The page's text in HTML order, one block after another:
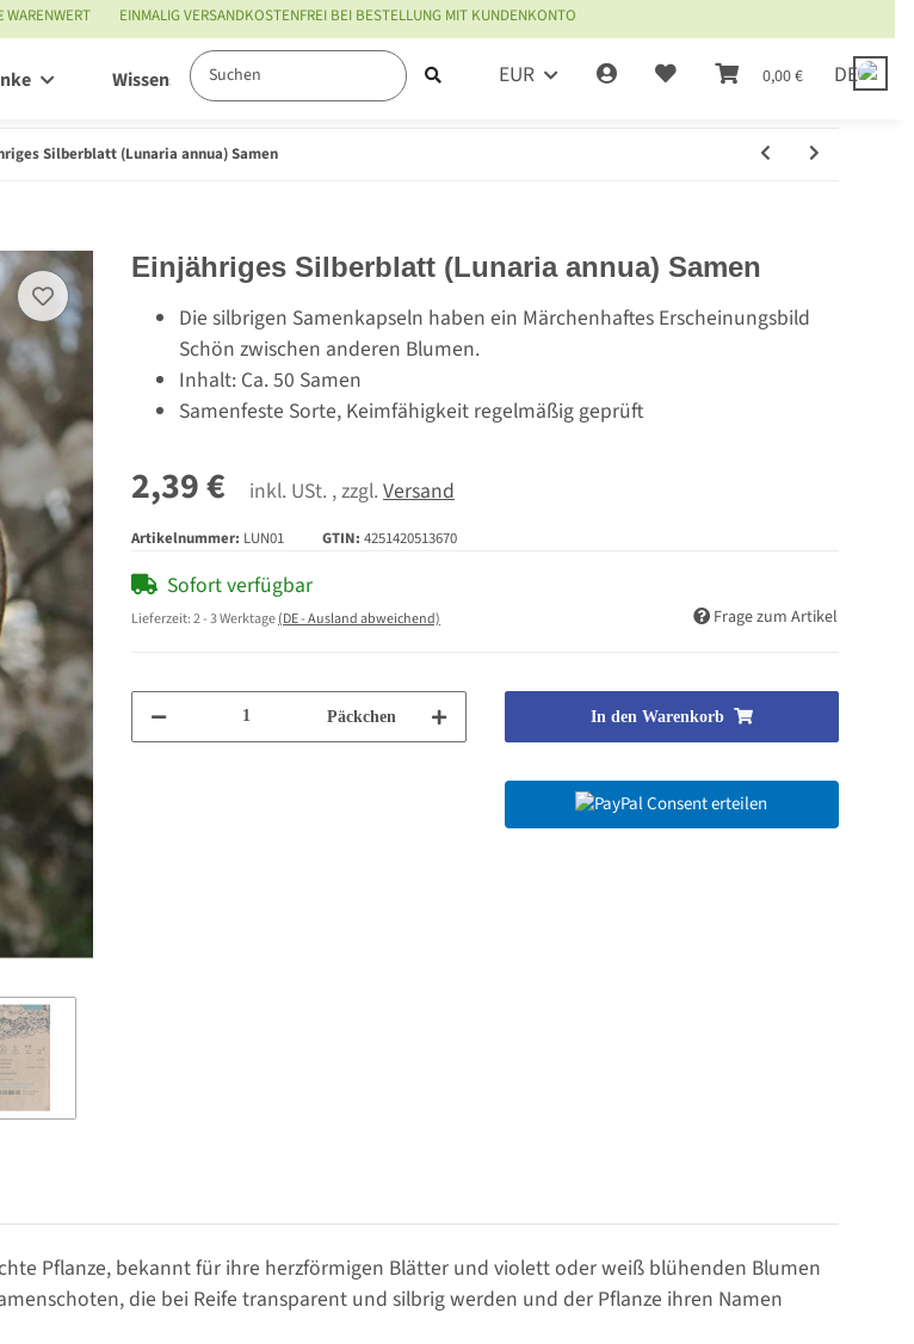
WARENWERT EINMALIG VERSANDKOSTENFREI BEI BESTELLUNG MIT KUNDENKONTO
EUR 0,00 € DE
Wissenswertes
Silberblatt (Lunaria annua) Samen
Einjähriges Silberblatt (Lunaria annua) Samen
Die silbrigen Samenkapseln haben ein Märchenhaftes Erscheinungsbild
Schön zwischen anderen Blumen.
Inhalt: Ca. 50 Samen
Samenfeste Sorte, Keimfähigkeit regelmäßig geprüft
2,39 € inkl. USt. , zzgl. Versand
Artikelnummer: LUN01 GTIN: 4251420513670
Sofort verfügbar
Lieferzeit:2 - 3 Werktage(DE - Ausland abweichend) Frage zum Artikel
Päckchen In den Warenkorb
Consent erteilen
Pflanze, bekannt für ihre herzförmigen Blätter und violett oder weiß blühenden Blumen
die bei Reife transparent und silbrig werden und der Pflanze ihren Namen